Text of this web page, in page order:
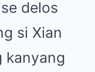
delos
si Xian
kanyang